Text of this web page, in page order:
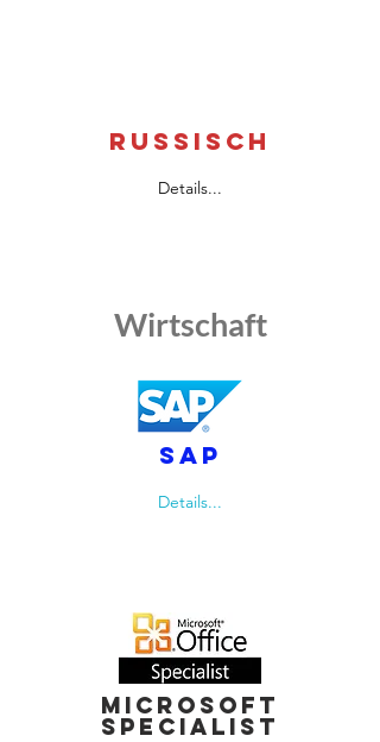
Russisch
Details...
Wirtschaft
sap
Details...
Microsoft
specialist